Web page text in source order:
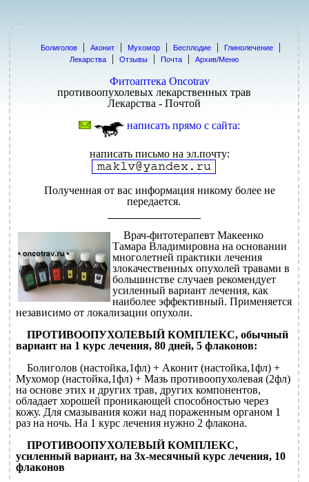
Болиголов | Аконит | Мухомор | Бесплодие | Глинолечение |
Лекарства | Отзывы | Почта | Архив/Меню
Фитоаптека Oncotrav
противоопухолевых лекарственных трав
Лекарства - Почтой
написать прямо с сайта:
написать письмо на эл.почту:
Полученная от вас информация никому более не
передается.
Врач-фитотерапевт Макеенко
Тамара Владимировна на основании
многолетней практики лечения
злокачественных опухолей травами в
большинстве случаев рекомендует
усиленный вариант лечения, как
наиболее эффективный. Применяется
независимо от локализации опухоли.
ПРОТИВООПУХОЛЕВЫЙ КОМПЛЕКС, обычный
вариант на 1 курс лечения, 80 дней, 5 флаконов:
Болиголов (настойка,1фл) + Аконит (настойка,1фл) +
Мухомор (настойка,1фл) + Мазь противоопухолевая (2фл)
на основе этих и других трав, других компонентов,
обладает хорошей проникающей способностью через
кожу. Для смазывания кожи над пораженным органом 1
раз на ночь. На 1 курс лечения нужно 2 флакона.
ПРОТИВООПУХОЛЕВЫЙ КОМПЛЕКС,
усиленный вариант, на 3х-месячный курс лечения, 10
флаконов